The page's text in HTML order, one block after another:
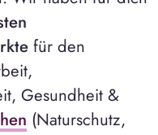
für den
Gesundheit &
(Naturschutz,